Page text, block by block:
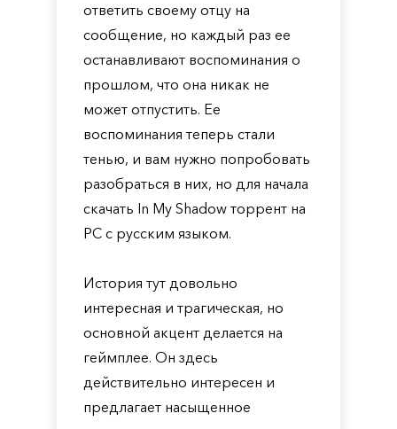
ответить своему отцу на
сообщение, но каждый раз ее
останавливают воспоминания о
прошлом, что она никак не
может отпустить. Ее
воспоминания теперь стали
тенью, и вам нужно попробовать
разобраться в них, но для начала
скачать In My Shadow торрент на
PC с русским языком.
История тут довольно
интересная и трагическая, но
основной акцент делается на
геймплее. Он здесь
действительно интересен и
предлагает насыщенное